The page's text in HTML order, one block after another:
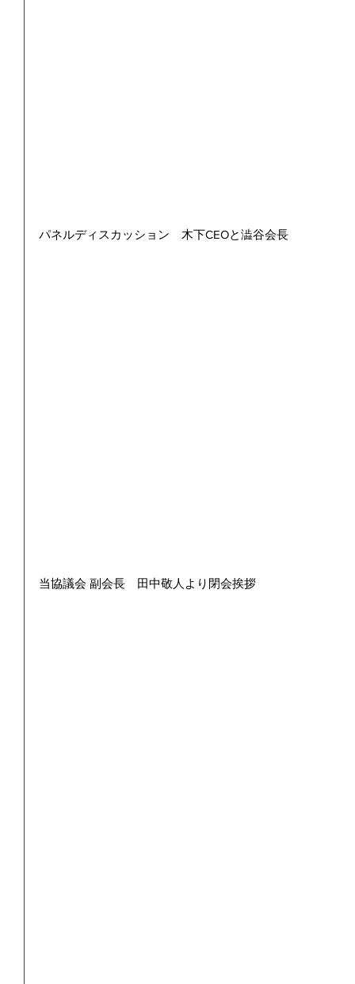
パネルディスカッション　木下CEOと澁谷会長
当協議会 副会長　田中敬人より閉会挨拶